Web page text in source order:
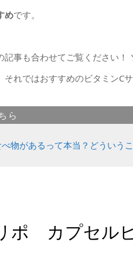
めです。
記事も合わせてご覧ください
それではおすすめのビタミンC
ら
物があるって本当？どういう
ポ カプセル